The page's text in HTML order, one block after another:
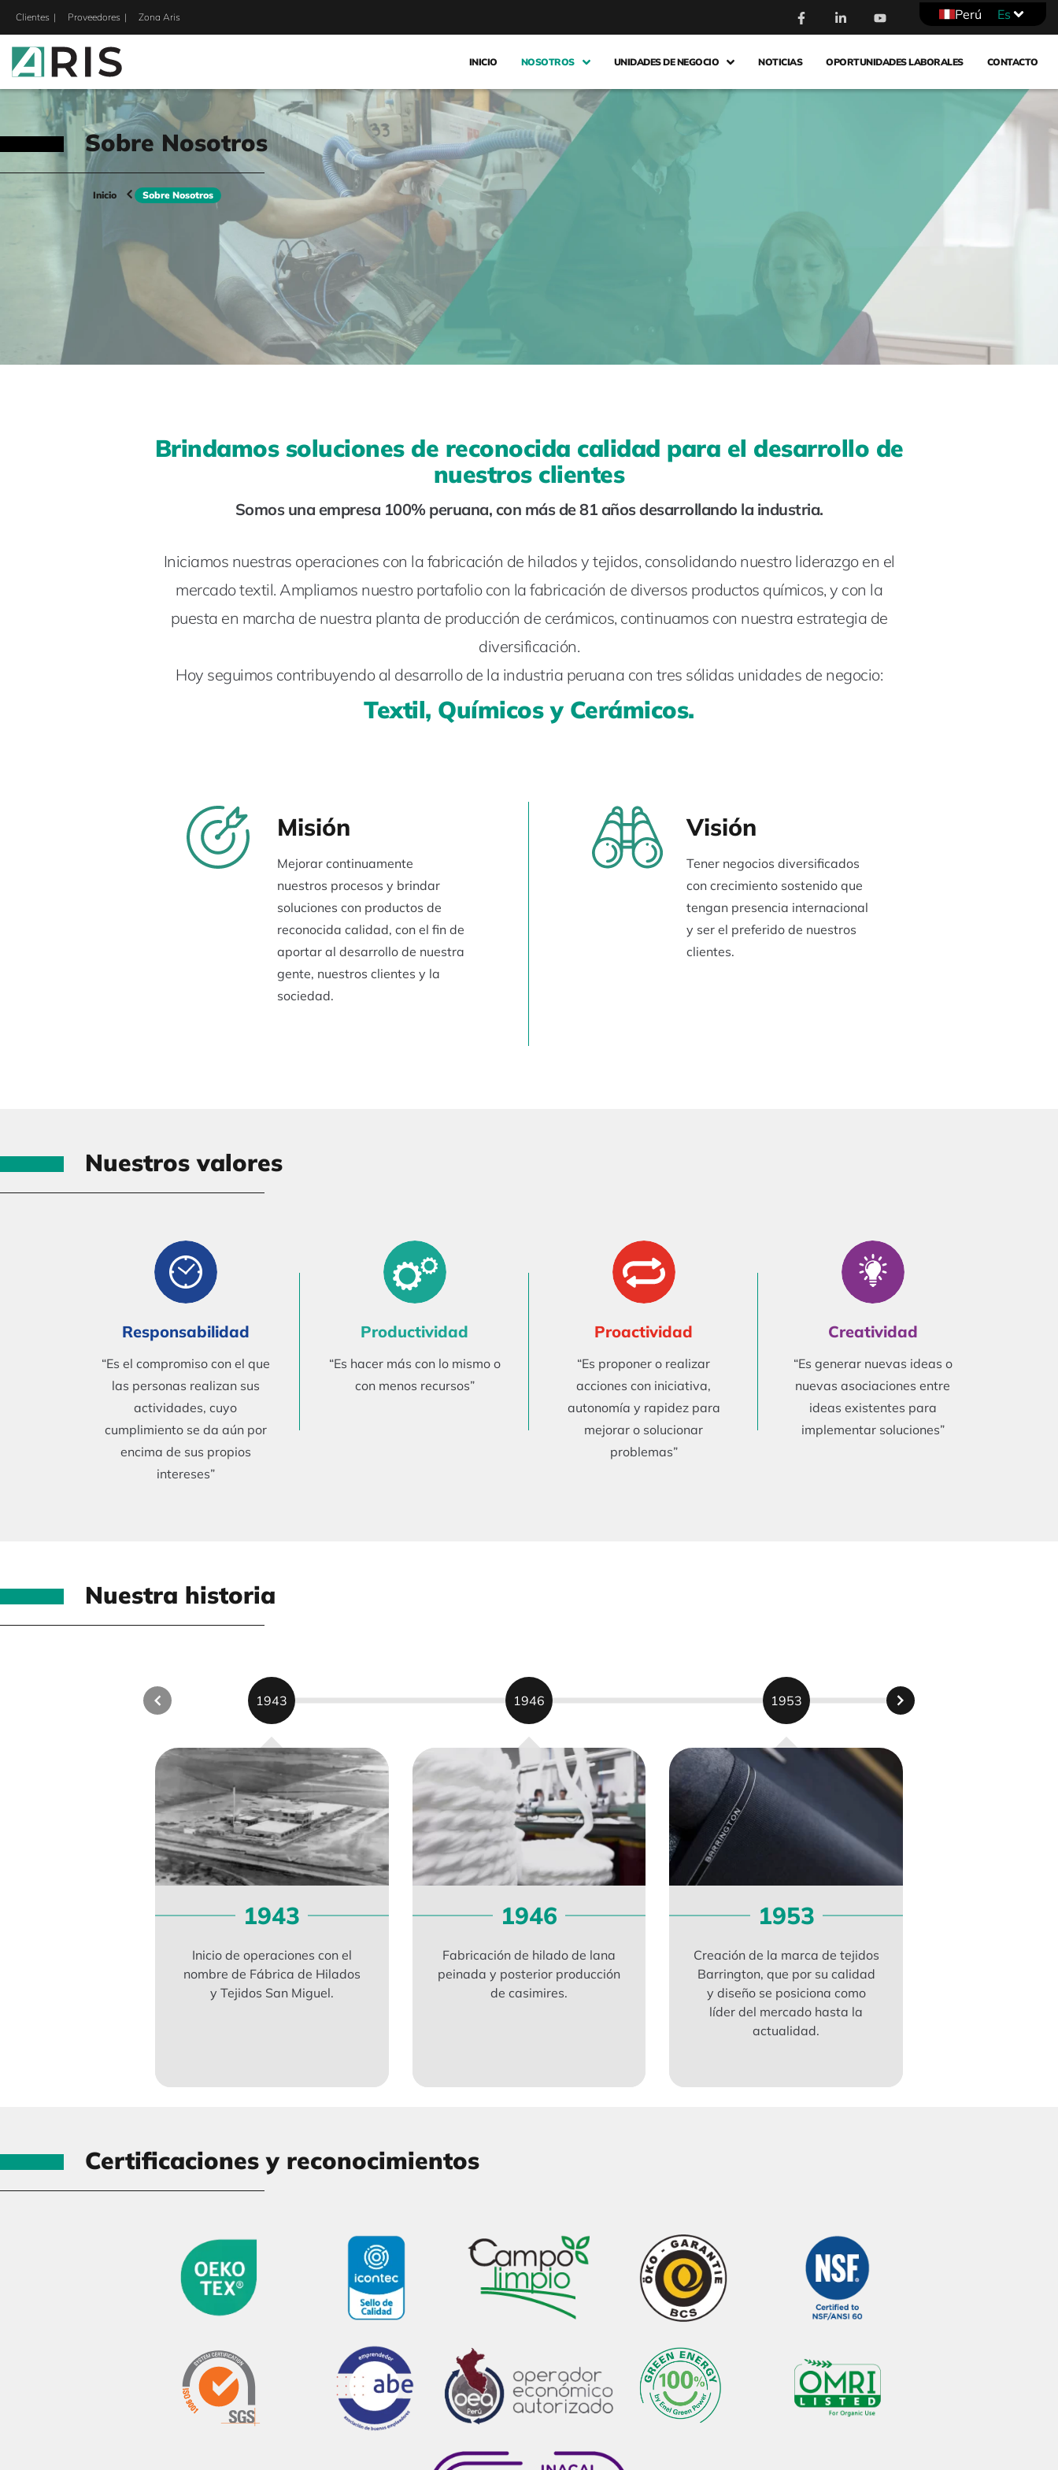
Clientes Proveedores Zona Aris Perú Es
INICIO NOSOTROS UNIDADES DE NEGOCIO NOTICIAS OPORTUNIDADES LABORALES CONTACTO
Sobre Nosotros
Inicio Sobre Nosotros
Brindamos soluciones de reconocida calidad para el desarrollo de
nuestros clientes
Somos una empresa 100% peruana, con más de 81 años desarrollando la industria.
Iniciamos nuestras operaciones con la fabricación de hilados y tejidos, consolidando nuestro liderazgo en el
mercado textil. Ampliamos nuestro portafolio con la fabricación de diversos productos químicos, y con la
puesta en marcha de nuestra planta de producción de cerámicos, continuamos con nuestra estrategia de
diversificación.
Hoy seguimos contribuyendo al desarrollo de la industria peruana con tres sólidas unidades de negocio:
Textil, Químicos y Cerámicos.
Misión
Mejorar continuamente
nuestros procesos y brindar
soluciones con productos de
reconocida calidad, con el fin de
aportar al desarrollo de nuestra
gente, nuestros clientes y la
sociedad.
Visión
Tener negocios diversificados
con crecimiento sostenido que
tengan presencia internacional
y ser el preferido de nuestros
clientes.
Nuestros valores
Responsabilidad
“Es el compromiso con el que
las personas realizan sus
actividades, cuyo
cumplimiento se da aún por
encima de sus propios
intereses”
Productividad
“Es hacer más con lo mismo o
con menos recursos”
Proactividad
“Es proponer o realizar
acciones con iniciativa,
autonomía y rapidez para
mejorar o solucionar
problemas”
Creatividad
“Es generar nuevas ideas o
nuevas asociaciones entre
ideas existentes para
implementar soluciones”
Nuestra historia
1943 1946 1953
1943
Inicio de operaciones con el
nombre de Fábrica de Hilados
y Tejidos San Miguel.
1946
Fabricación de hilado de lana
peinada y posterior producción
de casimires.
1953
Creación de la marca de tejidos
Barrington, que por su calidad
y diseño se posiciona como
líder del mercado hasta la
actualidad.
Certificaciones y reconocimientos